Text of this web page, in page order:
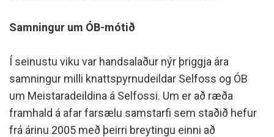
Samningur um ÓB-mótið
Í seinustu viku var handsalaður nýr þriggja ára
samningur milli knattspyrnudeildar Selfoss og ÓB
um Meistaradeildina á Selfossi. Um er að ræða
framhald á afar farsælu samstarfi sem staðið hefur
frá árinu 2005 með þeirri breytingu einni að